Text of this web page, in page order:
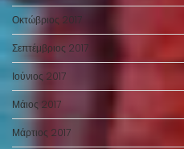
Οκτώβριος 2017
Σεπτέμβριος 2017
Ιούνιος 2017
Μάιος 2017
Μάρτιος 2017